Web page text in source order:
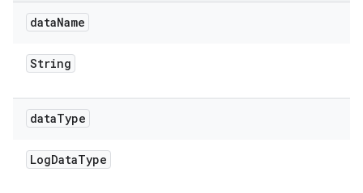
dataName
String
dataType
LogDataType